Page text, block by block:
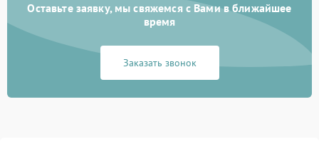
коркое время
1000 ₽ Подробнее →
1500 ₽ Подробнее →
Оставьте заявку, мы свяжемся с Вами в ближайшее
время
Заказать звонок